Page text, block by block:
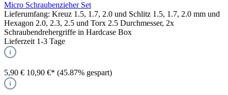
Micro Schraubenzieher Set
Lieferumfang: Kreuz 1.5, 1.7, 2.0 und Schlitz 1.5, 1.7, 2.0 mm und
Hexagon 2.0, 2.3, 2.5 und Torx 2.5 Durchmesser, 2x
Schraubendrehergriffe in Hardcase Box
Lieferzeit 1-3 Tage
5,90 € 10,90 €* (45.87% gespart)